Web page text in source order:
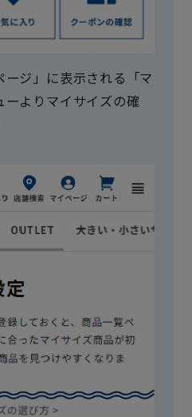
ジ」に表示される「マ
ーよりマイサイズの確